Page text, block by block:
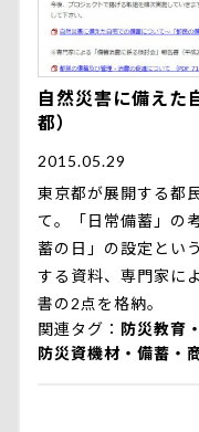
自然災害に備えた
都）
2015.05.29
東京都が展開する都
て。「日常備蓄」の
蓄の日」の設定とい
する資料、専門家に
書の2点を格納。
関連タグ
防災教育
防災資機材・備蓄・